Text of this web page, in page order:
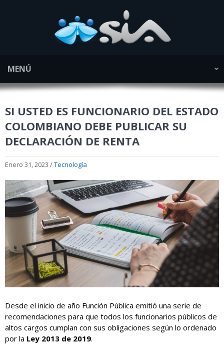
MENÚ
SI USTED ES FUNCIONARIO DEL ESTADO
COLOMBIANO DEBE PUBLICAR SU
DECLARACIÓN DE RENTA
Enero 31, 2023 /Tecnología
Desde el inicio de año Función Pública emitió una serie de
recomendaciones para que todos los funcionarios públicos de
altos cargos cumplan con sus obligaciones según lo ordenado
por la Ley 2013 de 2019.